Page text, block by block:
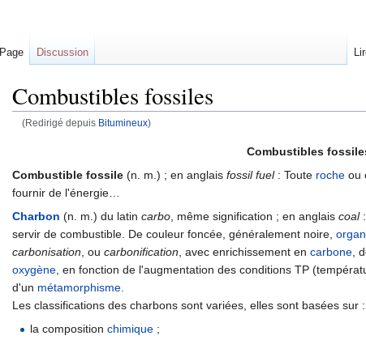
Combustibles fossiles
(Redirigé depuis Bitumineux)
Combustibles
Combustible fossile (n. m.) ; en anglais fossil fuel: Toute roche ou
fournir de l'énergie…
Charbon (n. m.) du latin carbo , même signification ; en anglais coal:
servir de combustible. De couleur foncée, généralement noire,
carbonisation , ou carbonification , avec enrichissement en carbone ,
oxygène , en fonction de l'augmentation des conditions TP
d'un métamorphisme
Les classifications des charbons sont variées, elles sont basées sur :
la compositionchimique ;
Page Discussion